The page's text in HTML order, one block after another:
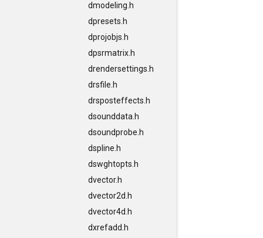
dmodeling.h
dpresets.h
dprojobjs.h
dpsrmatrix.h
drendersettings.h
drsfile.h
drsposteffects.h
dsounddata.h
dsoundprobe.h
dspline.h
dswghtopts.h
dvector.h
dvector2d.h
dvector4d.h
dxrefadd.h